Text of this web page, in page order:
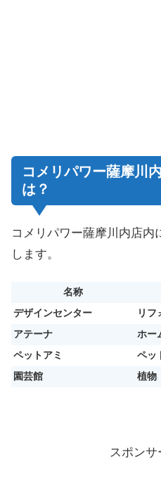
コメリパワー薩摩川
は？
コメリパワー薩摩川内店内
します。
名称
デザインセンター
リフ
アテーナ
ホー
ペットアミ
ペッ
園芸館
植物
スポンサ